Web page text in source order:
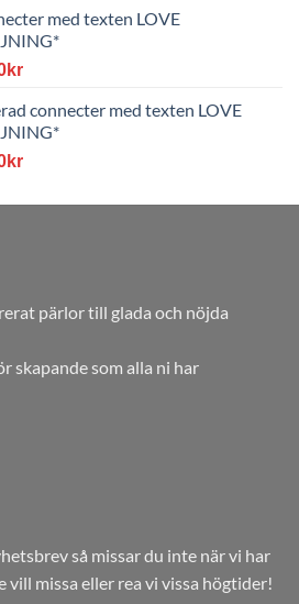
är:
4,00kr.
med texten LOVE
krDet
priset
är:
5,00kr.
connecter med texten LOVE
krDet
priset
pärlor till glada och nöjda
skapande som alla ni har
så missar du inte när vi har
vill missa eller rea vi vissa högtider!